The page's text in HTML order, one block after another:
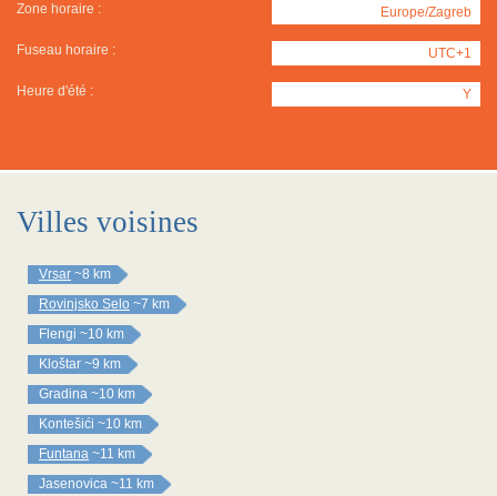
Zone horaire : Europe/Zagreb
Fuseau horaire : UTC+1
Heure d'été : Y
Villes voisines
Vrsar ~8 km
Rovinjsko Selo ~7 km
Flengi ~10 km
Kloštar ~9 km
Gradina ~10 km
Kontešići ~10 km
Funtana ~11 km
Jasenovica ~11 km